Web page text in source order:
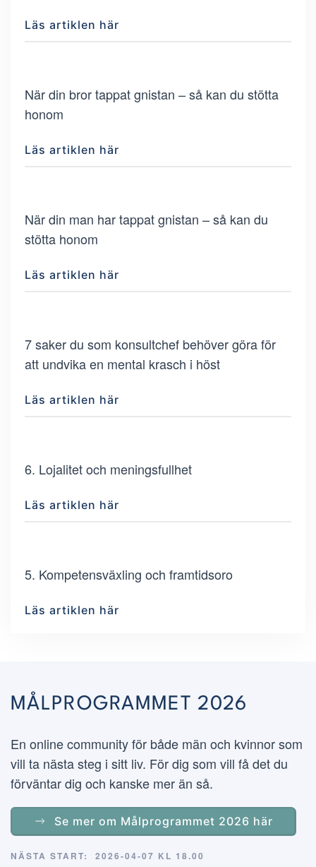
Läs artiklen här
När din bror tappat gnistan – så kan du stötta
honom
Läs artiklen här
När din man har tappat gnistan – så kan du
stötta honom
Läs artiklen här
7 saker du som konsultchef behöver göra för
att undvika en mental krasch i höst
Läs artiklen här
6. Lojalitet och meningsfullhet
Läs artiklen här
5. Kompetensväxling och framtidsoro
Läs artiklen här
MÅLPROGRAMMET 2026
En online community för både män och kvinnor som
vill ta nästa steg i sitt liv. För dig som vill få det du
förväntar dig och kanske mer än så.
Se mer om Målprogrammet 2026 här
NÄSTA START:
2026-04-07 KL 18.00